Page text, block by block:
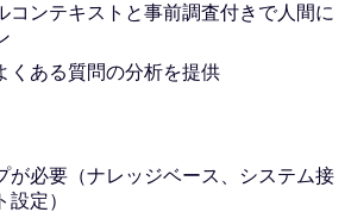
コンテキストと事前調査付きで人間に
くある質問の分析を提供
が必要（ナレッジベース、システム接
定）